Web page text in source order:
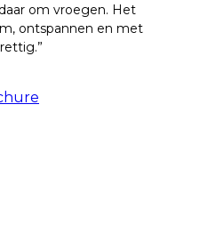
om vroegen. Het
ontspannen en met